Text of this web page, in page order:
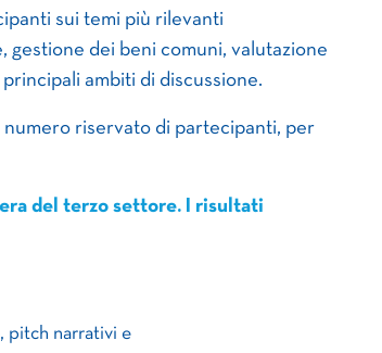
sui temi più rilevanti
gestione dei beni comuni, valutazione
ambiti di discussione.
numero riservato di partecipanti, per
del terzo settore. I risultati
pitch narrativi e